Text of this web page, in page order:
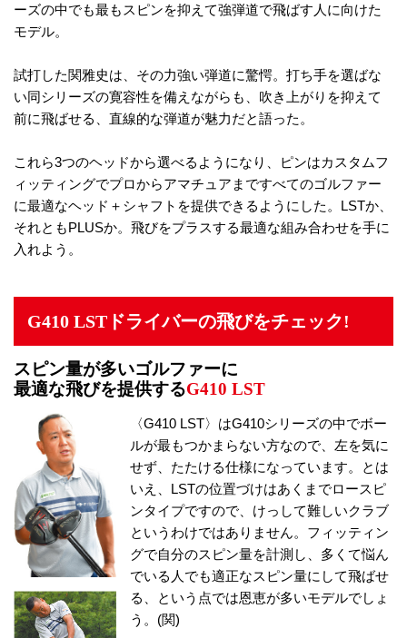
ーズの中でも最もスピンを抑えて強弾道で飛ばす人に向けた
モデル。
試打した関雅史は、その力強い弾道に驚愕。打ち手を選ばな
い同シリーズの寛容性を備えながらも、吹き上がりを抑えて
前に飛ばせる、直線的な弾道が魅力だと語った。
これら3つのヘッドから選べるようになり、ピンはカスタムフ
ィッティングでプロからアマチュアまですべてのゴルファー
に最適なヘッド＋シャフトを提供できるようにした。LSTか、
それともPLUSか。飛びをプラスする最適な組み合わせを手に
入れよう。
G410 LSTドライバーの飛びをチェック!
スピン量が多いゴルファーに
最適な飛びを提供するG410 LST
〈G410 LST〉はG410シリーズの中でボー
ルが最もつかまらない方なので、左を気に
せず、たたける仕様になっています。とは
いえ、LSTの位置づけはあくまでロースピ
ンタイプですので、けっして難しいクラブ
というわけではありません。フィッティン
グで自分のスピン量を計測し、多くて悩ん
でいる人でも適正なスピン量にして飛ばせ
る、という点では恩恵が多いモデルでしょ
う。(関)